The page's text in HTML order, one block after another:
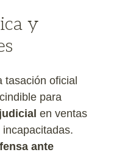
y
tasación oficial
para
en ventas
ante